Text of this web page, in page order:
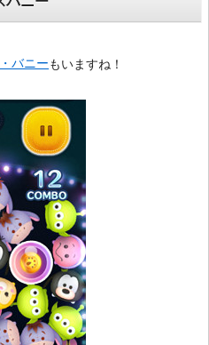
バニーもいますね！